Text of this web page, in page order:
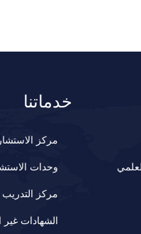
خدماتنا
مركز
وحدات
مركز
الشهادات